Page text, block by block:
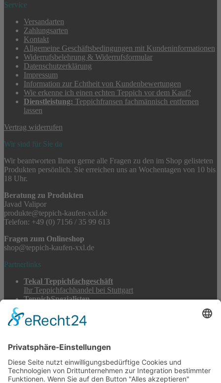
Service
Versandarten
Zahlungsarten
Kontakt
Allgemeine Geschäftsbedingungen mit Kundeninformationen
Widerrufsbelehrung & Widerrufsformular
Datenschutzerklärung
Impressum
Information zur Echtheit von Kundenbewertungen
Wie erkenne ich einen echten Teppich vor dem Kauf?
Dienstleistung: Teppichfransen fachmännisch entfernen
lassen
Vertrag widerrufen
Wir sind für Sie da
Wir beantworten Ihnen gerne alle Fragen zu den im Shop gelisteten
Produkten persönlich. Sie erreichen uns an Wochentagen von 10 bis
18 Uhr.
Beratung zu Produkten
Javad Valipor
produkte@teppich-kaufen-xxl.de
Telefon: +49 (0) 7156 / 35 99 613
Fragen zum Onlineshop
shop@teppich-kaufen-xxl.de
Partnerlinks
Tekal Teppichfachgeschäft
Ihr Teppichfachhandel bei Stuttgart
TeppichSpezialisten
Stadtmühle Waldenbuch
Mühlenprodukte, Säfte, Tiernahrung & Züchterbedarf
Pyrotechnik online bestellen
© 2017-2026 ·Tekal – Textile Lebensqualität| Einzelstücke mit
Charakter – Exklusive moderne Teppiche und handverlesene
Orientteppiche